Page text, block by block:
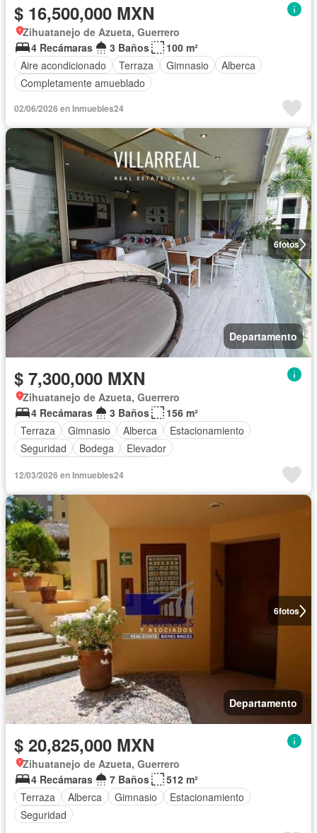
$ 16,500,000 MXN
Zihuatanejo de Azueta, Guerrero
4 Recámaras
3 Baños
100 m²
Aire acondicionado
Terraza Gimnasio
Alberca
Completamente amueblado
02/06/2026 en Inmuebles24
6fotos
Departamento
$ 7,300,000 MXN
Zihuatanejo de Azueta, Guerrero
4 Recámaras
3 Baños
156 m²
Terraza
Gimnasio Alberca
Estacionamiento
Seguridad
Bodega
Elevador
12/03/2026 en Inmuebles24
6fotos
Departamento
$ 20,825,000 MXN
Zihuatanejo de Azueta, Guerrero
4 Recámaras
7 Baños
512 m²
Terraza
Alberca Gimnasio
Estacionamiento
Seguridad